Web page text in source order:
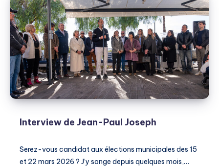
première
réunion
publique
Interview de Jean-Paul Joseph
Serez-vous candidat aux élections municipales des 15
et 22 mars 2026 ? J’y songe depuis quelques mois,…